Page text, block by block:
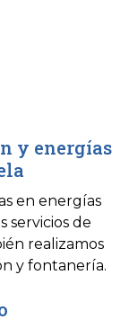
y energías
en energías
servicios de
realizamos
y fontanería.